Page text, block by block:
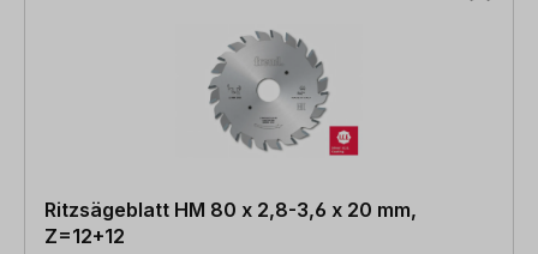
Ritzsägeblatt HM 80 x 2,8-3,6 x 20 mm,
Z=12+12